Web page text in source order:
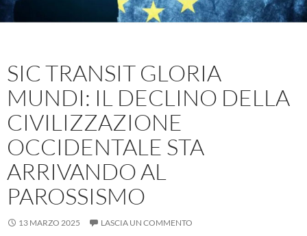
SIC TRANSIT GLORIA
MUNDI: IL DECLINO DELLA
CIVILIZZAZIONE
OCCIDENTALE STA
ARRIVANDO AL
PAROSSISMO
13 MARZO 2025 LASCIA UN COMMENTO